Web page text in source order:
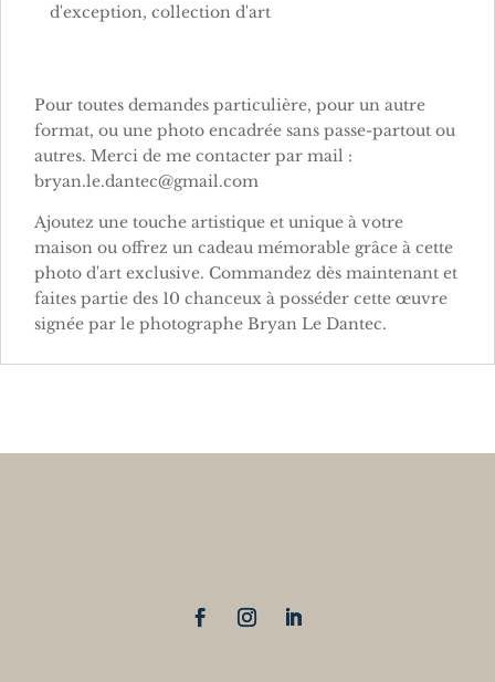
d'exception, collection d'art
Pour toutes demandes particulière, pour un autre
format, ou une photo encadrée sans passe-partout ou
autres. Merci de me contacter par mail :
bryan.le.dantec@gmail.com
Ajoutez une touche artistique et unique à votre
maison ou offrez un cadeau mémorable grâce à cette
photo d'art exclusive. Commandez dès maintenant et
faites partie des 10 chanceux à posséder cette œuvre
signée par le photographe Bryan Le Dantec.